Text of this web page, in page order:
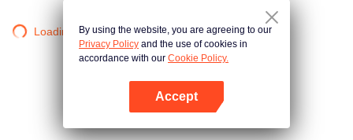
Loading…By using the website, you are agreeing to our
Privacy Policy and the use of cookies in
accordance with our Cookie Policy.
Accept